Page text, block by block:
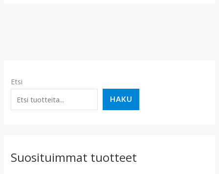
Etsi
HAKU
Suosituimmat tuotteet